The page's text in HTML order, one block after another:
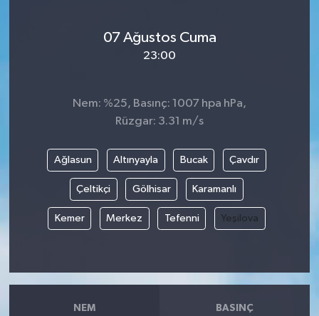
07 Ağustos Cuma
23:00
Nem: %25, Basınç: 1007 hpa hPa,
Rüzgar: 3.31 m/s
Ağlasun Altınyayla Bucak Çavdır
Çeltikçi Gölhisar Karamanlı
Kemer Merkez Tefenni Yeşilova
NEM BASINÇ